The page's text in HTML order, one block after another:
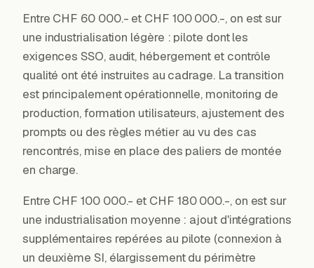
Entre CHF 60 000.- et CHF 100 000.-, on est sur
une industrialisation légère : pilote dont les
exigences SSO, audit, hébergement et contrôle
qualité ont été instruites au cadrage. La transition
est principalement opérationnelle, monitoring de
production, formation utilisateurs, ajustement des
prompts ou des règles métier au vu des cas
rencontrés, mise en place des paliers de montée
en charge.
Entre CHF 100 000.- et CHF 180 000.-, on est sur
une industrialisation moyenne : ajout d'intégrations
supplémentaires repérées au pilote (connexion à
un deuxième SI, élargissement du périmètre